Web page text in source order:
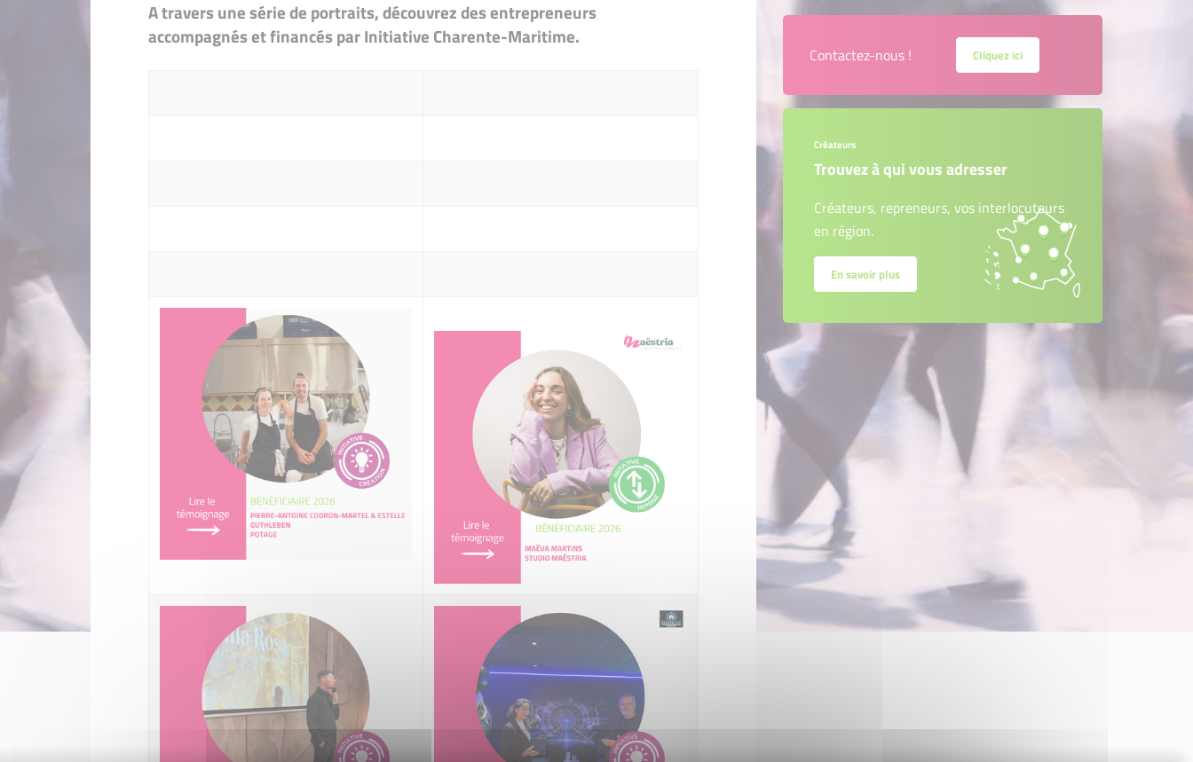
A travers une série de portraits, découvrez des entrepreneurs
accompagnés et financés par Initiative Charente-Maritime.
Contactez-nous ! Cliquez ici
Créateurs
Trouvez à qui vous adresser
Créateurs, repreneurs, vos interlocuteurs
en région.
En savoir plus